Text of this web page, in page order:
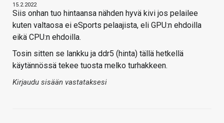
15.2.2022
Siis onhan tuo hintaansa nähden hyvä kivi jos pelailee
kuten valtaosa ei eSports pelaajista, eli GPU:n ehdoilla
eikä CPU:n ehdoilla.
Tosin sitten se lankku ja ddr5 (hinta) tällä hetkellä
käytännössä tekee tuosta melko turhakkeen.
Kirjaudu sisään vastataksesi